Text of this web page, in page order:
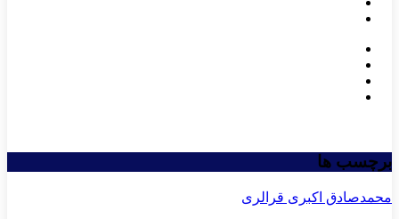
برچسب ها
محمدصادق اکبری قرالری